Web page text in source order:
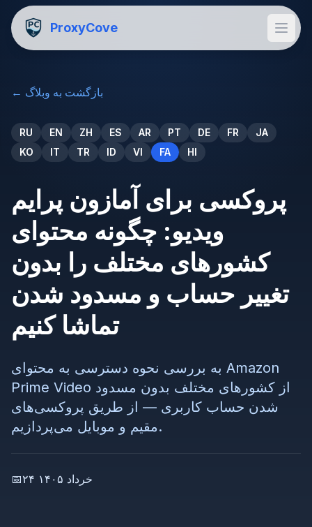
ProxyCove
← بازگشت به وبلاگ
RU EN ZH ES AR PT DE FR
JA
KO
IT TR ID VI FA HI
پروکسی برای آمازون پرایم
ویدیو: چگونه محتوای
کشورهای مختلف را بدون
تغییر حساب و مسدود شدن
تماشا کنیم
به بررسی نحوه دسترسی به محتوای Amazon
Prime Video از کشورهای مختلف بدون مسدود
شدن حساب کاربری — از طریق پروکسی‌های
مقیم و موبایل می‌پردازیم.
📅 ۲۴ خرداد ۱۴۰۵